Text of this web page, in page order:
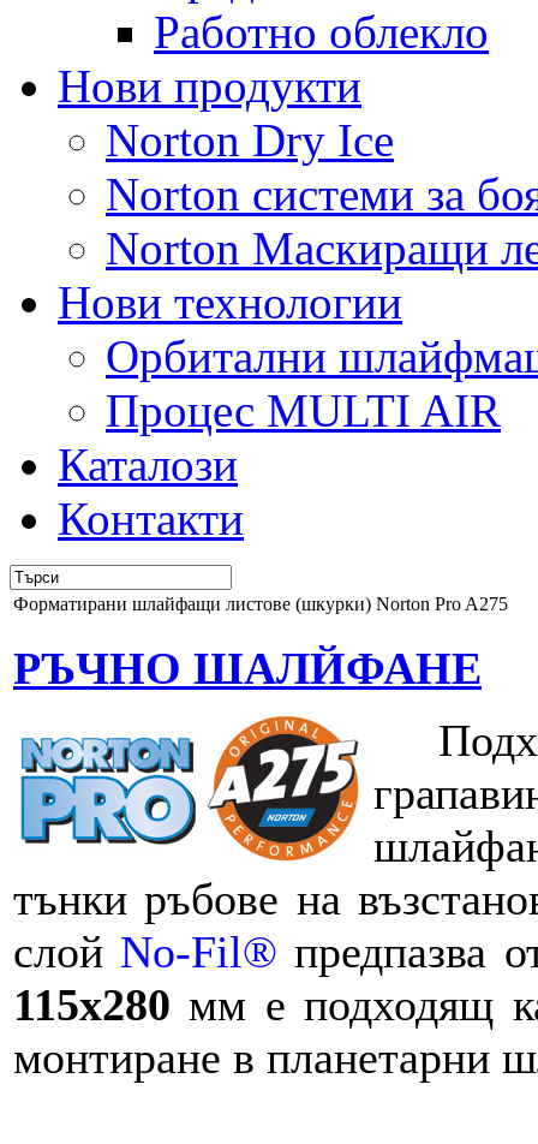
Работно облекло
Нови продукти
Norton Dry Ice
Norton системи за
Norton Маскиращи
Нови технологии
Орбитални
Процес MULTI AIR
Каталози
Контакти
Форматирани шлайфащи листове (шкурки) Norton Pro A275
РЪЧНО ШАЛЙФАНЕ
тънки ръбове на
слой No-Fil® предпазва
115x280 мм е подходящ
монтиране в планетарни